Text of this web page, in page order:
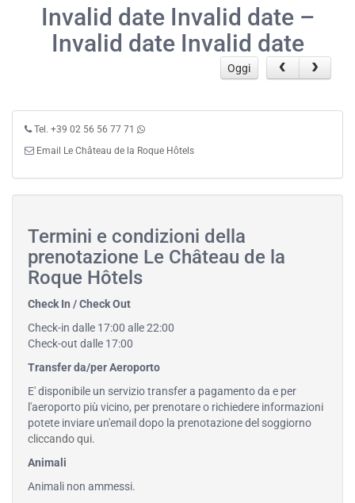
Invalid date Invalid date –
Invalid date Invalid date
Oggi
Tel. +39 02 56 56 77 71
Email Le Château de la Roque Hôtels
Termini e condizioni della
prenotazione Le Château de la
Roque Hôtels
Check In / Check Out
Check-in dalle 17:00 alle 22:00
Check-out dalle 17:00
Transfer da/per Aeroporto
E' disponibile un servizio transfer a pagamento da e per
l'aeroporto più vicino, per prenotare o richiedere informazioni
potete inviare un'email dopo la prenotazione del soggiorno
cliccando qui.
Animali
Animali non ammessi.